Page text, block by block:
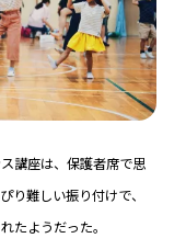
講座は、保護者席で思
り難しい振り付けで、
たようだった。